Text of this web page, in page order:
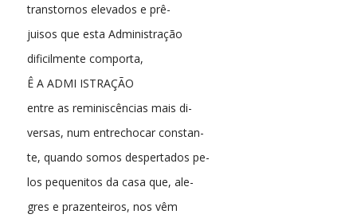
transtornos elevados e prê-
juisos que esta Administração
dificilmente comporta,
Ê A ADMI ISTRAÇÃO
entre as reminiscências mais di-
versas, num entrechocar constan-
te, quando somos despertados pe-
los pequenitos da casa que, ale-
gres e prazenteiros, nos vêm